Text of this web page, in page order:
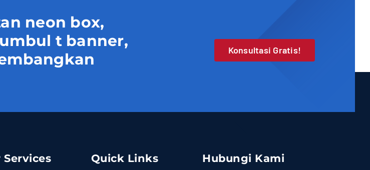
neon box,
t banner,
Konsultasi Gratis!
Services Quick Links Hubungi Kami